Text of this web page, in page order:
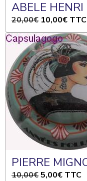
20,00€ 10,00€ TTC
10,00€5,00€ TTC